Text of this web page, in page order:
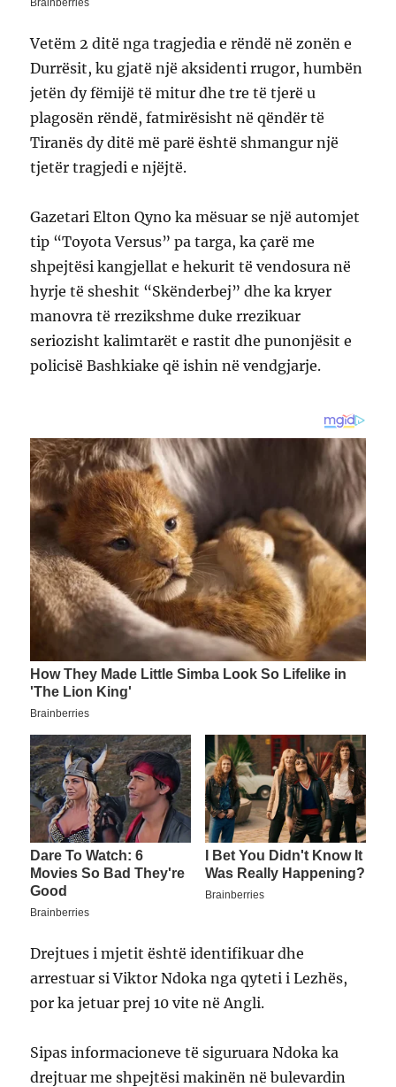
Vetëm 2 ditë nga tragjedia e rëndë në zonën e
Durrësit, ku gjatë një aksidenti rrugor, humbën
jetën dy fëmijë të mitur dhe tre të tjerë u
plagosën rëndë, fatmirësisht në qëndër të
Tiranës dy ditë më parë është shmangur një
tjetër tragjedi e njëjtë.
Gazetari Elton Qyno ka mësuar se një automjet
tip “Toyota Versus” pa targa, ka çarë me
shpejtësi kangjellat e hekurit të vendosura në
hyrje të sheshit “Skënderbej” dhe ka kryer
manovra të rrezikshme duke rrezikuar
seriozisht kalimtarët e rastit dhe punonjësit e
policisë Bashkiake që ishin në vendgjarje.
Drejtues i mjetit është identifikuar dhe
arrestuar si Viktor Ndoka nga qyteti i Lezhës,
por ka jetuar prej 10 vite në Angli.
Sipas informacioneve të siguruara Ndoka ka
drejtuar me shpejtësi makinën në bulevardin